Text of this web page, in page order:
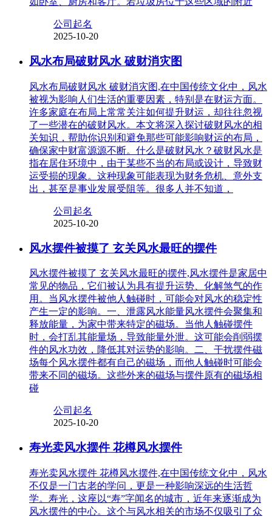
公司起名
2025-10-20
风水布局破财风水 破财消灾图
风水布局破财风水 破财消灾图,在中国传统文化中，风水
被视为影响人们生活的重要因素，特别是在财运方面。
许多家庭在布局上常常关注如何提升财运，却往往忽视
了一些潜在的破财风水。本文将深入探讨破财风水的相
关知识，帮助你识别和避免那些可能影响财运的布局，
确保家中财富源源不断。什么是破财风水？破财风水是
指在居住环境中，由于某些不当的布局或设计，导致财
运受损的现象。这种现象可能表现为财务危机、意外支
出，甚至是事业发展受阻等。很多人并不知道，
公司起名
2025-10-20
风水摆件被摸了 玄关风水最旺的摆件
风水摆件被摸了 玄关风水最旺的摆件,风水摆件是家居中
常见的物品，它们被认为具有提升运势、化解煞气的作
用。当风水摆件被他人触碰时，可能会对风水的稳定性
产生一定的影响。一、泄露风水能量风水摆件会聚集和
释放能量，为家中带来特定的磁场。当他人触碰摆件
时，会打乱其能量场，导致能量外泄。这可能会削弱摆
件的风水功效，降低其对运势的影响。二、干扰摆件磁
场每个风水摆件都有自己的磁场，而他人触碰时可能会
带来不同的磁场。这些外来的磁场与摆件原有的磁场相
碰
公司起名
2025-10-20
寿光卖风水摆件 花樽风水摆件
寿光卖风水摆件 花樽风水摆件,在中国传统文化中，风水
不仅是一门古老的学问，更是一种影响深远的生活哲
学。寿光，这座以“寿”字闻名的城市，近年来逐渐成为
风水摆件的中心。这个与风水相关的市场不仅吸引了众